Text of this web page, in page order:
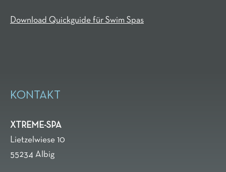
Download Quickguide für Swim Spas
KONTAKT
XTREME-SPA
Lietzelwiese 10
55234 Albig